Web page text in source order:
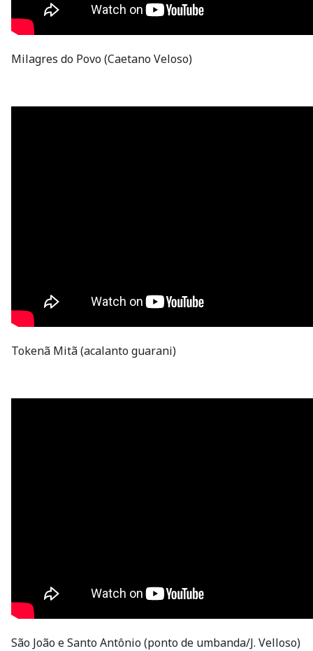
Milagres do Povo (Caetano Veloso)
Tokenã Mitã (acalanto guarani)
São João e Santo Antônio (ponto de umbanda/J. Velloso)